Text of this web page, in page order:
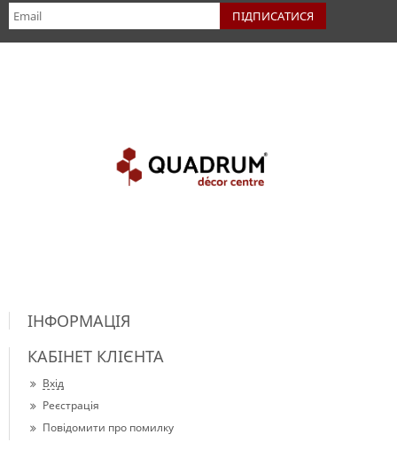
ІНФОРМАЦІЯ
КАБІНЕТ КЛІЄНТА
Вхід
Реєстрація
Повідомити про помилку